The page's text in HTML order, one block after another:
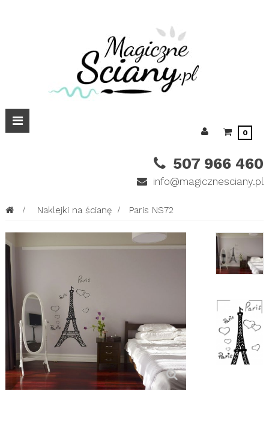
0
507 966 460
info@magicznesciany.pl
Przełącz
nawigacji
> Naklejki na ścianę > Paris NS72